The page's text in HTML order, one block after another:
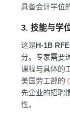
具备会计学位
3. 技能与学
这是H-1B
分。专家需要
课程与具体的
美国劳工部的
先企业的招聘
性。